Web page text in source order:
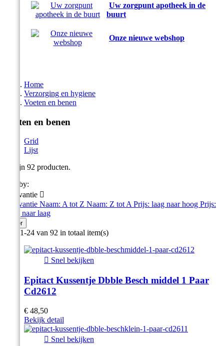
Uw zorgpunt apotheek in de
buurt
Onze nieuwe webshop
Home
Verzorging en hygiene
Voeten en benen
Voeten en benen
Grid
Lijst
Er zijn 92 producten.
Sort by:
Relevantie 
Relevantie Naam: A tot Z Naam: Z tot A Prijs: laag naar hoog Prijs:
hoog naar laag
Filter
Item 1-24 van 92 in totaal item(s)
 Snel bekijken
Epitact Kussentje Dbble Besch middel 1 Paar
Cd2612
€ 48,50
Bekijk detail
 Snel bekijken